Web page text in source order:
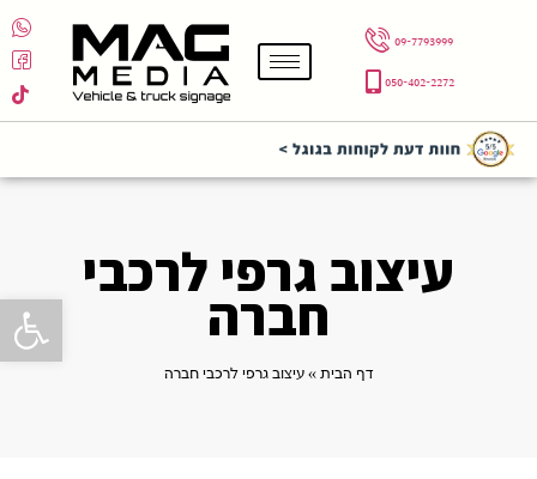
פתח
09-7793999
050-402-2272
עיצוב גרפי לרכבי
חברה
דף הבית »עיצוב גרפי לרכבי חברה